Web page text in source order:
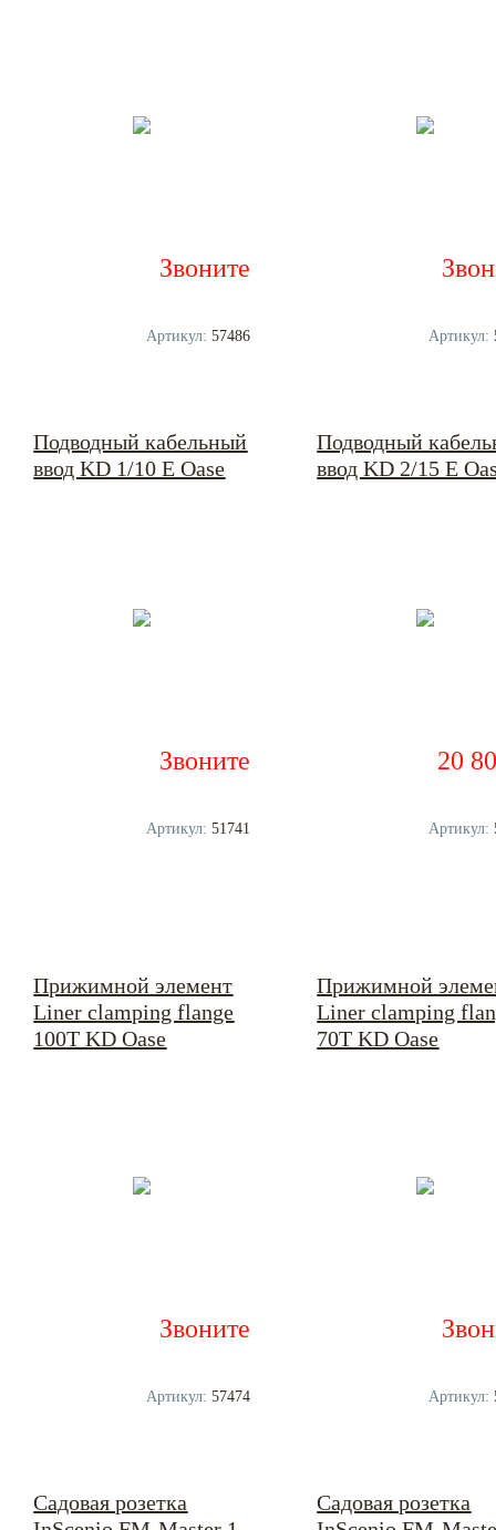
Звоните
Артикул: 57486 Артикул:
Подводный кабельный
ввод KD 1/10 E Oase
Звоните
Артикул: 51741
Подводный
ввод KD 2/15 E
20
Артикул:
Прижимной элемент
Liner clamping flange
100T KD Oase
Звоните
Артикул: 57474
Прижимной
Liner clamping
70T KD Oase
Артикул:
Садовая розетка
Садовая розетка